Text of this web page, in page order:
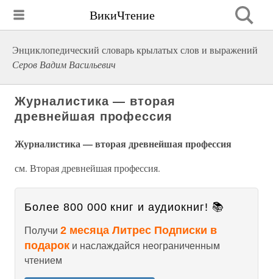
ВикиЧтение
Энциклопедический словарь крылатых слов и выражений
Серов Вадим Васильевич
Журналистика — вторая
древнейшая профессия
Журналистика — вторая древнейшая профессия
см. Вторая древнейшая профессия.
Более 800 000 книг и аудиокниг! 📚
Получи 2 месяца Литрес Подписки в
подарок и наслаждайся неограниченным
чтением